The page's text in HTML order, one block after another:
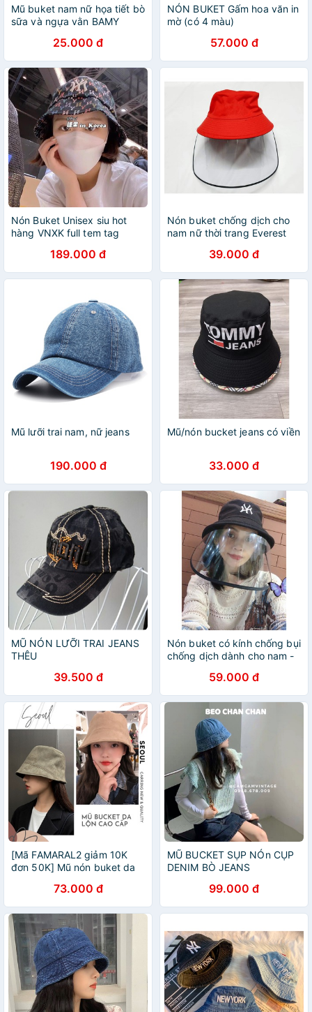
Mũ buket nam nữ họa tiết bò
sữa và ngựa vằn BAMY
25.000 đ
NÓN BUKET Gấm hoa văn in
mờ (có 4 màu)
57.000 đ
Nón Buket Unisex siu hot
hàng VNXK full tem tag
189.000 đ
Nón buket chống dịch cho
nam nữ thời trang Everest
39.000 đ
Mũ lưỡi trai nam, nữ jeans
190.000 đ
Mũ/nón bucket jeans có viền
33.000 đ
MŨ NÓN LƯỠI TRAI JEANS
THÊU
39.500 đ
Nón buket có kính chống bụi
chống dịch dành cho nam -
59.000 đ
[Mã FAMARAL2 giảm 10K
đơn 50K] Mũ nón buket da
vành vừa sang xịn mịn đa
dụng Hotrend hè 2021
73.000 đ
MŨ BUCKET SỤP NÓn CỤP
DENIM BÒ JEANS
99.000 đ